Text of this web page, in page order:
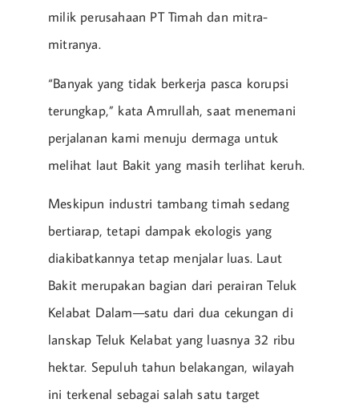
milik perusahaan PT Timah dan mitra-
mitranya.
“Banyak yang tidak berkerja pasca korupsi
terungkap,” kata Amrullah, saat menemani
perjalanan kami menuju dermaga untuk
melihat laut Bakit yang masih terlihat keruh.
Meskipun industri tambang timah sedang
bertiarap, tetapi dampak ekologis yang
diakibatkannya tetap menjalar luas. Laut
Bakit merupakan bagian dari perairan Teluk
Kelabat Dalam—satu dari dua cekungan di
lanskap Teluk Kelabat yang luasnya 32 ribu
hektar. Sepuluh tahun belakangan, wilayah
ini terkenal sebagai salah satu target